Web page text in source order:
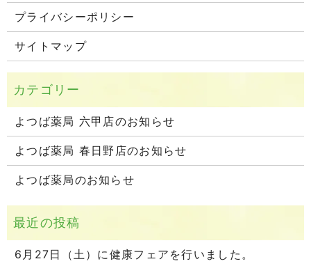
プライバシーポリシー
サイトマップ
よつば薬局 六甲店のお知らせ
よつば薬局 春日野店のお知らせ
よつば薬局のお知らせ
6月27日（土）に健康フェアを行いました。